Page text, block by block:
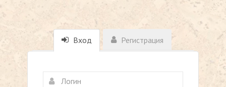
Вход Регистрация